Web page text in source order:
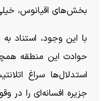
بخش‌های اقیانوس،
با این وجود، استناد
حوادث این منطقه
استدلال‌ها سراغ
جزیره افسانه‌ای را در